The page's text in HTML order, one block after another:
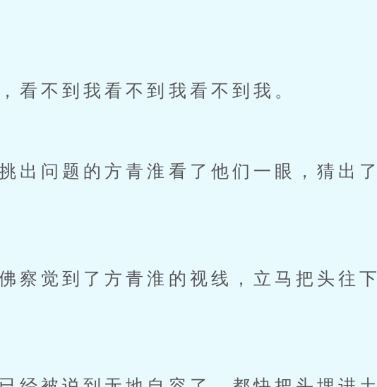
不到我看不到我看不到我。
问题的方青淮看了他们一眼，猜出了
觉到了方青淮的视线，立马把头往下